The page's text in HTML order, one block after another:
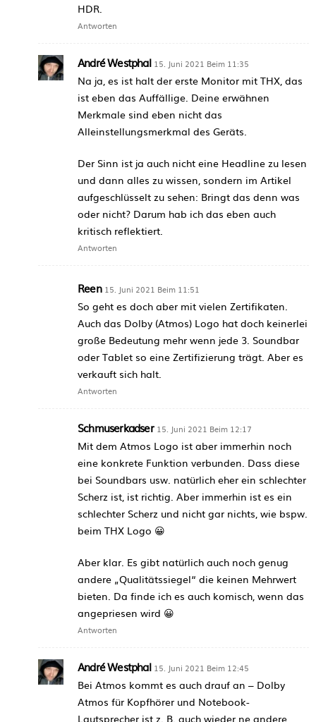
HDR.
Antworten
André Westphal 15. Juni 2021 Beim 11:35
Na ja, es ist halt der erste Monitor mit THX, das
ist eben das Auffällige. Deine erwähnen
Merkmale sind eben nicht das
Alleinstellungsmerkmal des Geräts.
Der Sinn ist ja auch nicht eine Headline zu lesen
und dann alles zu wissen, sondern im Artikel
aufgeschlüsselt zu sehen: Bringt das denn was
oder nicht? Darum hab ich das eben auch
kritisch reflektiert.
Antworten
Reen 15. Juni 2021 Beim 11:51
So geht es doch aber mit vielen Zertifikaten.
Auch das Dolby (Atmos) Logo hat doch keinerlei
große Bedeutung mehr wenn jede 3. Soundbar
oder Tablet so eine Zertifizierung trägt. Aber es
verkauft sich halt.
Antworten
Schmuserkadser 15. Juni 2021 Beim 12:17
Mit dem Atmos Logo ist aber immerhin noch
eine konkrete Funktion verbunden. Dass diese
bei Soundbars usw. natürlich eher ein schlechter
Scherz ist, ist richtig. Aber immerhin ist es ein
schlechter Scherz und nicht gar nichts, wie bspw.
beim THX Logo 😀
Aber klar. Es gibt natürlich auch noch genug
andere „Qualitätssiegel“ die keinen Mehrwert
bieten. Da finde ich es auch komisch, wenn das
angepriesen wird 😀
Antworten
André Westphal 15. Juni 2021 Beim 12:45
Bei Atmos kommt es auch drauf an – Dolby
Atmos für Kopfhörer und Notebook-
Lautsprecher ist z. B. auch wieder ne andere